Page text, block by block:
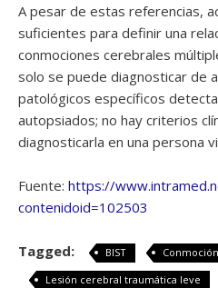
A pesar de estas referencias,
suficientes para definir una
conmociones cerebrales
solo se puede diagnosticar de
patológicos específicos
autopsiados; no hay criterios
diagnosticarla en una persona
Fuente: https://
contenidoid=102503
Tagged: BIST
Lesión cerebral traumática leve